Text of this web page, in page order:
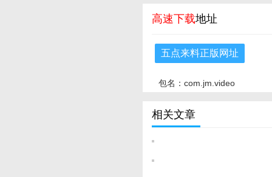
高速下载地址
五点来料正版网址
包名：com.jm.video
相关文章